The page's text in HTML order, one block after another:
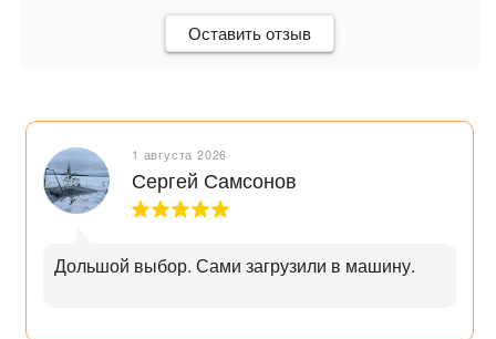
Оставить отзыв
1 августа 2026
Сергей Самсонов
Дольшой выбор. Сами загрузили в машину.